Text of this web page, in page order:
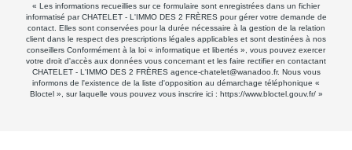
« Les informations recueillies sur ce formulaire sont enregistrées dans un fichier
informatisé par CHATELET - L'IMMO DES 2 FRÈRES pour gérer votre demande de
contact. Elles sont conservées pour la durée nécessaire à la gestion de la relation
client dans le respect des prescriptions légales applicables et sont destinées à nos
conseillers Conformément à la loi « informatique et libertés », vous pouvez exercer
votre droit d'accès aux données vous concernant et les faire rectifier en contactant
CHATELET - L'IMMO DES 2 FRÈRES agence-chatelet@wanadoo.fr. Nous vous
informons de l'existence de la liste d'opposition au démarchage téléphonique «
Bloctel », sur laquelle vous pouvez vous inscrire ici : https://www.bloctel.gouv.fr/»